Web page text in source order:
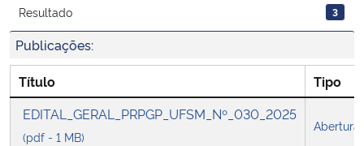
Controladoria-Geral da União
Ministério da Mulher, da Família e dos Direitos Humanos
Secretaria-Geral
Resultado 3
Publicações:
Título
Tipo
EDITAL_GERAL_PRPGP_UFSM_Nº_030_2025
(pdf - 1 MB)
Abertura